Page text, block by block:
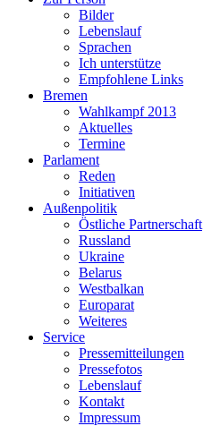
Bilder
Lebenslauf
Sprachen
Ich unterstütze
Empfohlene Links
Bremen
Wahlkampf 2013
Aktuelles
Termine
Parlament
Reden
Initiativen
Außenpolitik
Östliche Partnerschaft
Russland
Ukraine
Belarus
Westbalkan
Europarat
Weiteres
Service
Pressemitteilungen
Pressefotos
Lebenslauf
Kontakt
Impressum